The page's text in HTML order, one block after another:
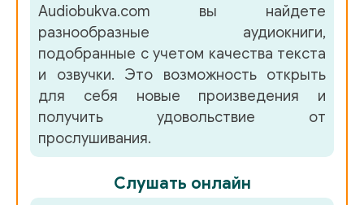
53_Glava_5-13
Audiobukva.com вы найдете
разнообразные аудиокниги,
подобранные с учетом качества текста
и озвучки. Это возможность открыть
для себя новые произведения и
получить удовольствие от
прослушивания.
Слушать онлайн